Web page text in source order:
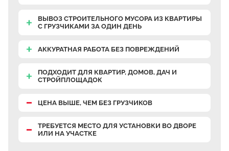
ВЫВОЗ СТРОИТЕЛЬНОГО МУСОРА ИЗ КВАРТИРЫ
С ГРУЗЧИКАМИ ЗА ОДИН ДЕНЬ
АККУРАТНАЯ РАБОТА БЕЗ ПОВРЕЖДЕНИЙ
ПОДХОДИТ ДЛЯ КВАРТИР, ДОМОВ, ДАЧ И
СТРОЙПЛОЩАДОК
ЦЕНА ВЫШЕ, ЧЕМ БЕЗ ГРУЗЧИКОВ
ТРЕБУЕТСЯ МЕСТО ДЛЯ УСТАНОВКИ ВО ДВОРЕ
ИЛИ НА УЧАСТКЕ